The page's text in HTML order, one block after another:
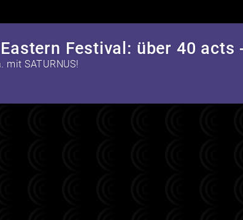
heute u.a. mit SATURNUS!